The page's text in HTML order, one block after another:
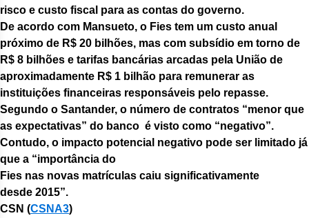
risco e custo fiscal para as contas do governo.
De acordo com Mansueto, o Fies tem um custo anual
próximo de R$ 20 bilhões, mas com subsídio em torno de
R$ 8 bilhões e tarifas bancárias arcadas pela União de
aproximadamente R$ 1 bilhão para remunerar as
instituições financeiras responsáveis pelo repasse.
Segundo o Santander, o número de contratos “menor que
as expectativas” do banco é visto como “negativo”.
Contudo, o impacto potencial negativo pode ser limitado já
que a “importância do
Fies nas novas matrículas caiu significativamente
desde 2015”.
CSN (CSNA3)